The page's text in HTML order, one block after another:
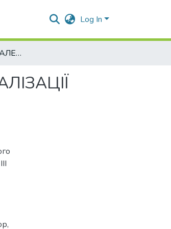
Log In
ПРОВЕДЕННЯ НЕЗАЛЕЖНОГО АУДИТУ ТА ПОРЯДОК РЕАЛІЗАЦІЇ ЙОГО РЕЗУЛЬТАТІВ